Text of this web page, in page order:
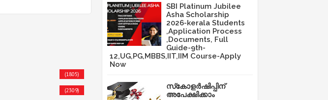
(1805)
(2309)
SBI Platinum Jubilee
Asha Scholarship
2026-kerala Students
,Application Process
,Documents, Full
Guide-9th-
12,UG,PG,MBBS,IIT,IIM Course-Apply
Now
സ്‌കോളർഷിപ്പിന്
അപേക്ഷിക്കാം